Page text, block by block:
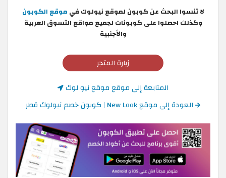
لا تنسوا البحث عن كوبون لموقع نيولوك في موقع الكوبون
وكذلك احصلوا على كوبونات لجميع مواقع التسوق العربية
والأجنبية
زيارة المتجر
المتابعة إلى موقع موقع نيو لوك
العودة إلى موقع New Look | كوبون خصم نيولوك قطر